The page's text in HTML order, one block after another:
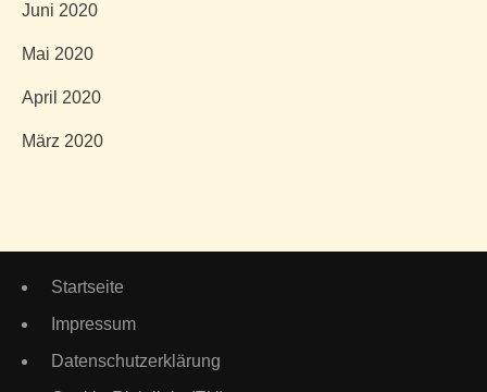
Juni 2020
Mai 2020
April 2020
März 2020
Startseite
Impressum
Datenschutzerklärung